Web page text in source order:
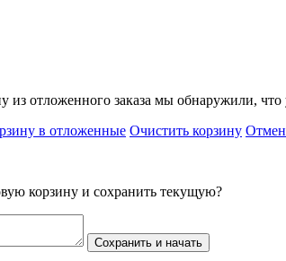
отложенного заказа мы обнаружили,
в отложенные Очистить корзину
корзину и сохранить текущую?
Сохранить и начать